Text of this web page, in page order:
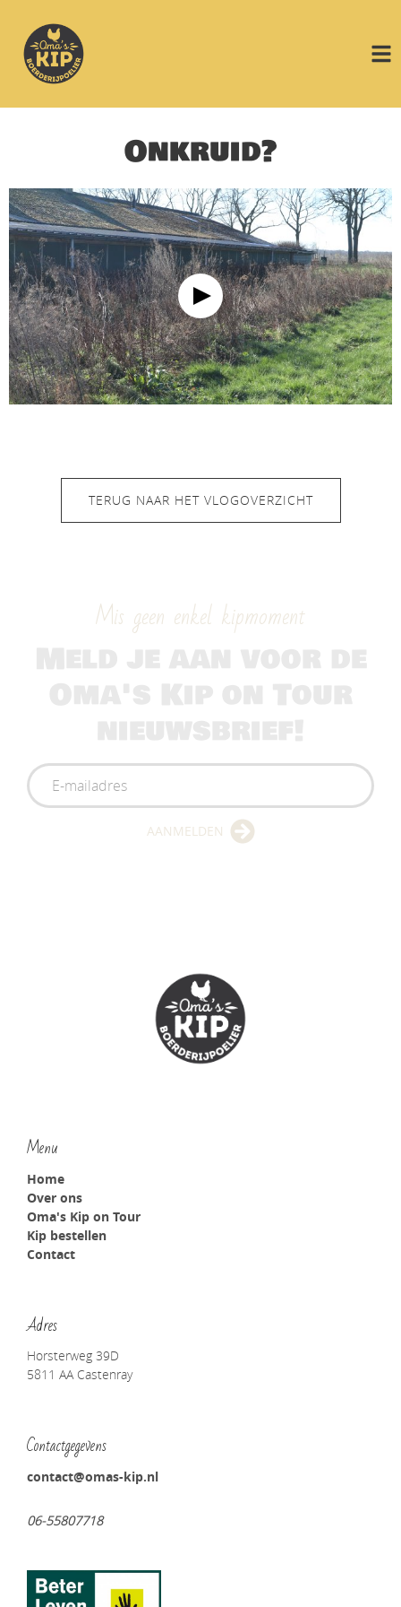
Onkruid?
TERUG NAAR HET VLOGOVERZICHT
Mis geen enkel kipmoment
AANMELDEN
Menu
Home
Over ons
Oma's Kip on Tour
Kip bestellen
Contact
Adres
Horsterweg 39D
5811 AA Castenray
Contactgegevens
contact@omas-kip.nl
06-55807718